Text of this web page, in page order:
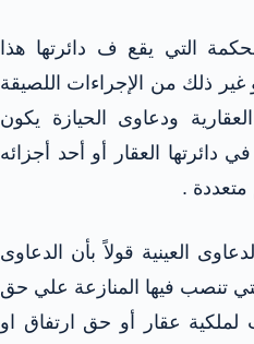
التي يقع ف دائرتها هذا
غير ذلك من الإجراءات اللصيقة
ودعاوى الحيازة يكون
دائرتها العقار أو أحد أجزائه
متعددة .
العينية قولاً بأن الدعاوى
تنصب فيها المنازعة علي حق
عقار أو حق ارتفاق او